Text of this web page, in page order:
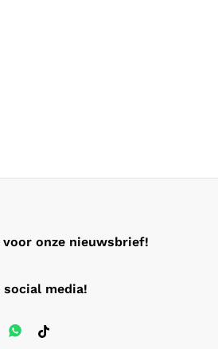
onze nieuwsbrief!
social media!